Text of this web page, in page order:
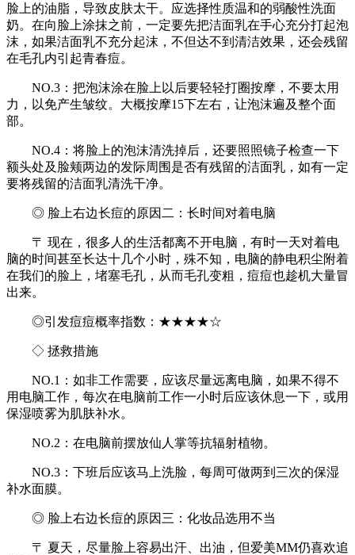
脸上的油脂，导致皮肤太干。应选择性质温和的弱酸性洗面
奶。在向脸上涂抹之前，一定要先把洁面乳在手心充分打起泡
沫，如果洁面乳不充分起沫，不但达不到清洁效果，还会残留
在毛孔内引起青春痘。
NO.3：把泡沫涂在脸上以后要轻轻打圈按摩，不要太用
力，以免产生皱纹。大概按摩15下左右，让泡沫遍及整个面
部。
NO.4：将脸上的泡沫清洗掉后，还要照照镜子检查一下
额头处及脸颊两边的发际周围是否有残留的洁面乳，如有一定
要将残留的洁面乳清洗干净。
◎ 脸上右边长痘的原因二：长时间对着电脑
〒 现在，很多人的生活都离不开电脑，有时一天对着电
脑的时间甚至长达十几个小时，殊不知，电脑的静电积尘附着
在我们的脸上，堵塞毛孔，从而毛孔变粗，痘痘也趁机大量冒
出来。
◎引发痘痘概率指数：★★★★☆
◇ 拯救措施
NO.1：如非工作需要，应该尽量远离电脑，如果不得不
用电脑工作，每次在电脑前工作一小时后应该休息一下，或用
保湿喷雾为肌肤补水。
NO.2：在电脑前摆放仙人掌等抗辐射植物。
NO.3：下班后应该马上洗脸，每周可做两到三次的保湿
补水面膜。
◎ 脸上右边长痘的原因三：化妆品选用不当
〒 夏天，尽量脸上容易出汗、出油，但爱美MM仍喜欢追